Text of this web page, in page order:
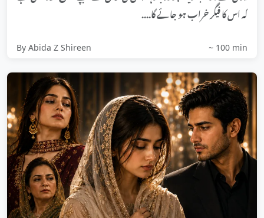
کہ اس کا فیگر خراب ہو جائے گا....
By Abida Z Shireen ~ 100 min